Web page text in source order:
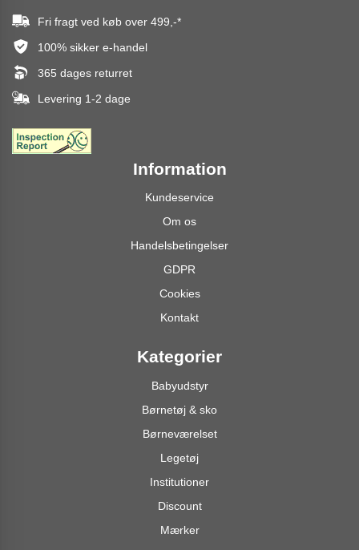
Fri fragt ved køb over 499,-*
100% sikker e-handel
365 dages returret
Levering 1-2 dage
Information
Kundeservice
Om os
Handelsbetingelser
GDPR
Cookies
Kontakt
Kategorier
Babyudstyr
Børnetøj & sko
Børneværelset
Legetøj
Institutioner
Discount
Mærker